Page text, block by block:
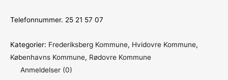
Telefonnummer. 25 21 57 07
Kategorier: Frederiksberg Kommune, Hvidovre Kommune,
Københavns Kommune, Rødovre Kommune
Anmeldelser (0)